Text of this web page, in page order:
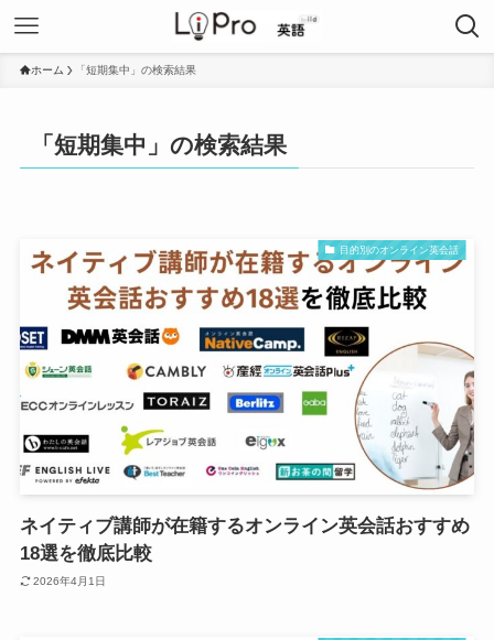
ホーム 「短期集中」の検索結果
「短期集中」の検索結果
目的別のオンライン英会話
ネイティブ講師が在籍するオンライン英会話おすすめ
18選を徹底比較
2026年4月1日